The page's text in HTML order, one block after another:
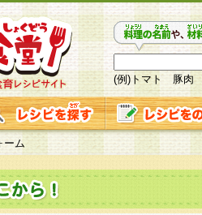
(例)トマト 豚肉
ーム